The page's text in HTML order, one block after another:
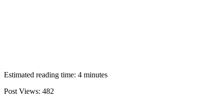
Estimated reading time: 4 minutes
Post Views: 482